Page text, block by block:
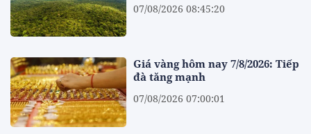
07/08/2026 08:45:20
Giá vàng hôm nay 7/8/2026: Tiếp
đà tăng mạnh
07/08/2026 07:00:01